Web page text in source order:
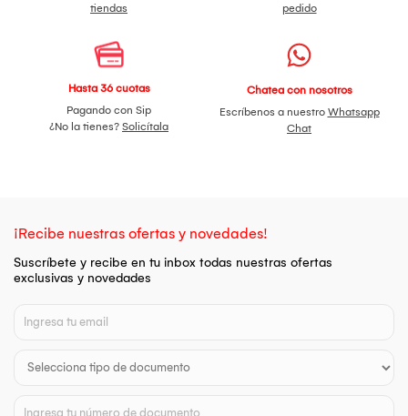
tiendas
pedido
Hasta 36 cuotas
Pagando con Sip
¿No la tienes? Solicítala
Chatea con nosotros
Escríbenos a nuestro Whatsapp
Chat
¡Recibe nuestras ofertas y novedades!
Suscríbete y recibe en tu inbox todas nuestras ofertas
exclusivas y novedades